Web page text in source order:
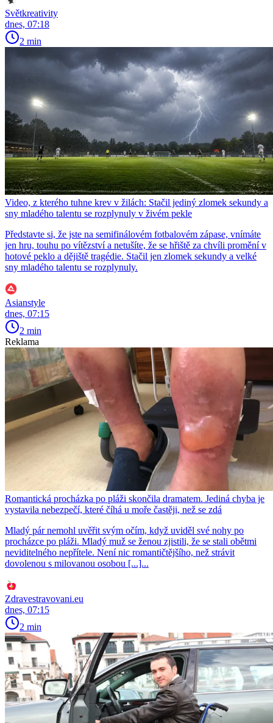
Světkreativity
dnes, 07:18
2 min
Video, z kterého tuhne krev v žilách: Stačil jediný zlomek sekundy a
sny mladého talentu se rozplynuly v živém pekle
Představte si, že jste na semifinálovém fotbalovém zápase, vnímáte
jen hru, touhu po vítězství a netušíte, že se hřiště za chvíli promění v
hotové peklo a dějiště tragédie. Stačil jen zlomek sekundy a velké
sny mladého talentu se rozplynuly.
Asianstyle
dnes, 07:15
2 min
Reklama
Romantická procházka po pláži skončila dramatem. Jediná chyba je
vystavila nebezpečí, které číhá u moře častěji, než se zdá
Mladý pár nemohl uvěřit svým očím, když uviděl své nohy po
procházce po pláži. Mladý muž se ženou zjistili, že se stali obětmi
neviditelného nepřítele. Není nic romantičtějšího, než strávit
dovolenou s milovanou osobou [...]...
Zdravestravovani.eu
dnes, 07:15
2 min